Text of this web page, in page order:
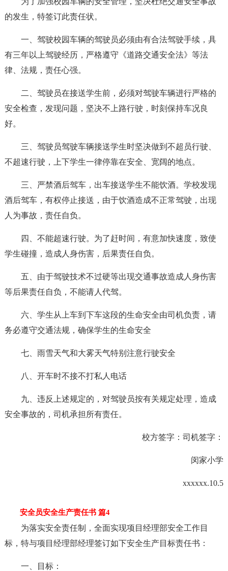
的发生，特签订此责任状。
一、驾驶校园车辆的驾驶员必须由有合法驾驶手续，具
有三年以上驾驶经历，严格遵守《道路交通安全法》等法
律、法规，责任心强。
二、驾驶员在接送学生前，必须对驾驶车辆进行严格的
安全检查，发现问题，坚决不上路行驶，时刻保持车况良
好。
三、驾驶员驾驶车辆接送学生时坚决做到不超员行驶、
不超速行驶，上下学生一律停靠在安全、宽阔的地点。
三、严禁酒后驾车，出车接送学生不能饮酒。学校发现
酒后驾车，有权停止接送，由于饮酒造成不正常驾驶，出现
人为事故，责任自负。
四、不能超速行驶。为了赶时间，有意加快速度，致使
学生碰撞，造成人身伤害，后果责任自负。
五、由于驾驶技术不过硬等出现交通事故造成人身伤害
等后果责任自负，不能请人代驾。
六、学生从上车到下车这段的生命安全由司机负责，请
务必遵守交通法规，确保学生的生命安全
七、雨雪天气和大雾天气特别注意行驶安全
八、开车时不接不打私人电话
九、违反上述规定的，对驾驶员按有关规定处理，造成
安全事故的，司机承担所有责任。
校方签字：司机签字：
闵家小学
xxxxxx.10.5
安全员安全生产责任书 篇4
为落实安全责任制，全面实现项目经理部安全工作目
标，特与项目经理部经理签订如下安全生产目标责任书：
一、目标：